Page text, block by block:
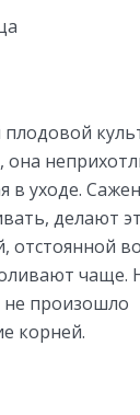
в уходе.
делают
отстоянной
чаще.
не произошло
корней.